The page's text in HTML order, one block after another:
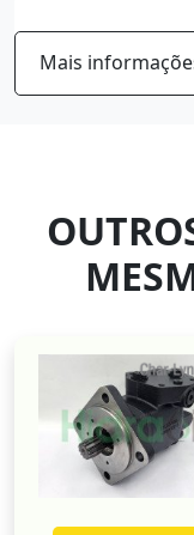
Mais